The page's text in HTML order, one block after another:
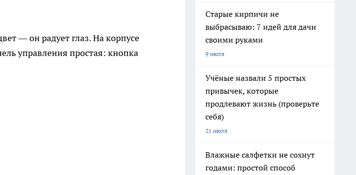
— он радует глаз. На корпусе
управления простая: кнопка
Старые кирпичи не
выбрасываю: 7 идей для дачи
своими руками
9 июля
Учёные назвали 5 простых
привычек, которые
продлевают жизнь (проверьте
себя)
21 июля
Влажные салфетки не сохнут
годами: простой способ